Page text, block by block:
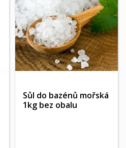
Sůl do bazénů mořská
1kg bez obalu